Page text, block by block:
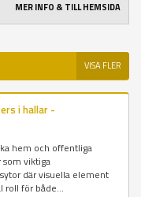
MER INFO & TILL HEMSIDA
VISA FLER
i hallar -
hem och offentliga
viktiga
där visuella element
roll för både...